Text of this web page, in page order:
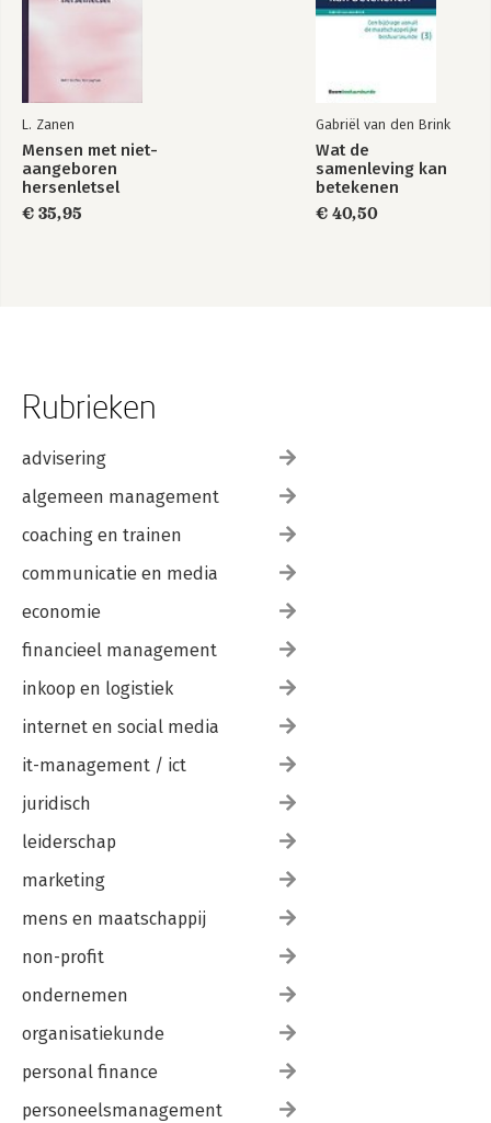
Bijlage 4 Digitalisering van documenten in bedrijfsomgevingen.
Bijlage 5 Leidraad Bewaren en Bewijzen, inclusief checklist
Bijlage 6 20 indicatoren voor de kwaliteit van document
management
managementsystemen
L. Zanen
Mensen met niet-
aangeboren
hersenletsel
€ 35,95
Gabriël van den Brink
Wat de
samenleving kan
betekenen
€ 40,50
Rubrieken
advisering
algemeen management
coaching en trainen
communicatie en media
economie
financieel management
inkoop en logistiek
internet en social media
it-management / ict
juridisch
leiderschap
marketing
mens en maatschappij
non-profit
ondernemen
organisatiekunde
personal finance
personeelsmanagement